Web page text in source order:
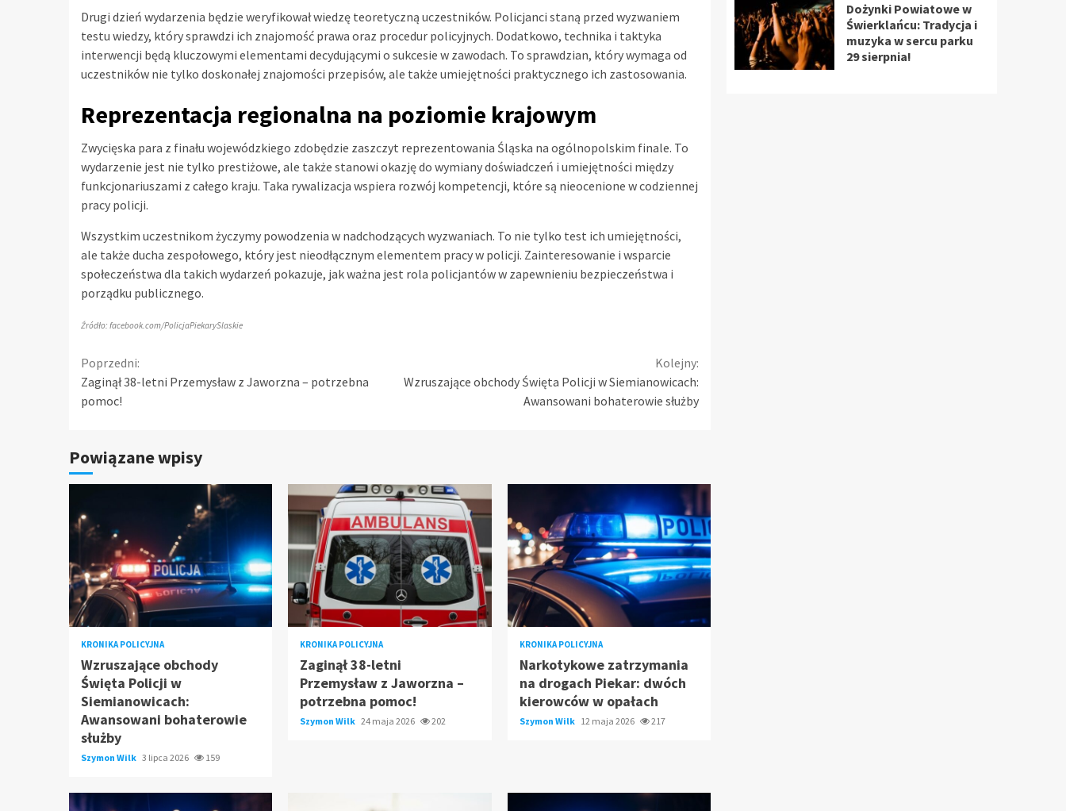
Drugi dzień wydarzenia będzie weryfikował wiedzę teoretyczną uczestników. Policjanci staną przed wyzwaniem
testu wiedzy, który sprawdzi ich znajomość prawa oraz procedur policyjnych. Dodatkowo, technika i taktyka
interwencji będą kluczowymi elementami decydującymi o sukcesie w zawodach. To sprawdzian, który wymaga od
uczestników nie tylko doskonałej znajomości przepisów, ale także umiejętności praktycznego ich zastosowania.
Reprezentacja regionalna na poziomie krajowym
Zwycięska para z finału wojewódzkiego zdobędzie zaszczyt reprezentowania Śląska na ogólnopolskim finale. To
wydarzenie jest nie tylko prestiżowe, ale także stanowi okazję do wymiany doświadczeń i umiejętności między
funkcjonariuszami z całego kraju. Taka rywalizacja wspiera rozwój kompetencji, które są nieocenione w codziennej
pracy policji.
Wszystkim uczestnikom życzymy powodzenia w nadchodzących wyzwaniach. To nie tylko test ich umiejętności,
ale także ducha zespołowego, który jest nieodłącznym elementem pracy w policji. Zainteresowanie i wsparcie
społeczeństwa dla takich wydarzeń pokazuje, jak ważna jest rola policjantów w zapewnieniu bezpieczeństwa i
porządku publicznego.
Źródło: facebook.com/PolicjaPiekarySlaskie
Continue
Reading
Poprzedni:
Zaginął 38-letni Przemysław z Jaworzna – potrzebna
pomoc!
Kolejny:
Wzruszające obchody Święta Policji w Siemianowicach:
Awansowani bohaterowie służby
Powiązane wpisy
KRONIKA POLICYJNA
Wzruszające obchody
Święta Policji w
Siemianowicach:
Awansowani bohaterowie
służby
Szymon Wilk 3 lipca 2026 159
KRONIKA POLICYJNA
Zaginął 38-letni
Przemysław z Jaworzna –
potrzebna pomoc!
Szymon Wilk 24 maja 2026 202
KRONIKA POLICYJNA
Narkotykowe zatrzymania
na drogach Piekar: dwóch
kierowców w opałach
Szymon Wilk 12 maja 2026 217
Dożynki Powiatowe w
Świerklańcu: Tradycja i
muzyka w sercu parku
29 sierpnia!